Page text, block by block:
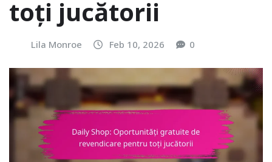
toți jucătorii
Lila Monroe Feb 10, 2026 0